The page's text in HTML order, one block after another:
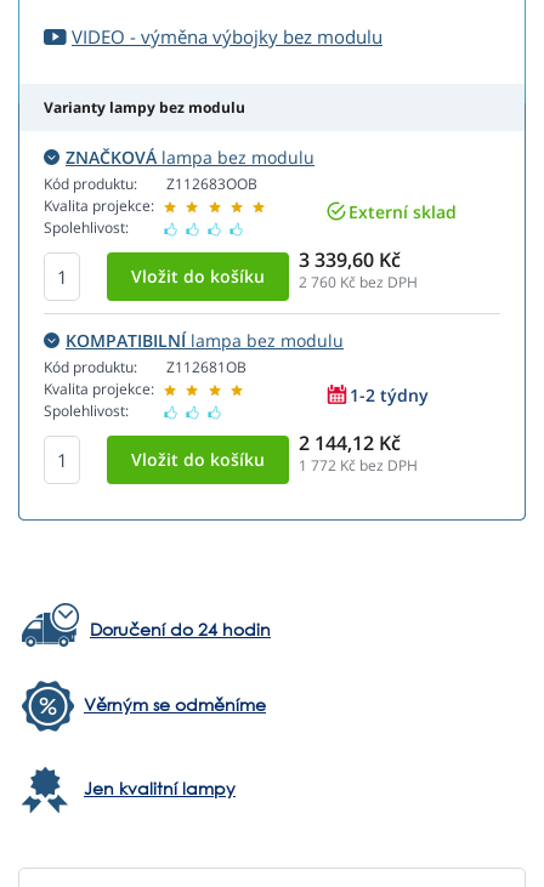
VIDEO - výměna výbojky bez modulu
Varianty lampy bez modulu
ZNAČKOVÁ lampa bez modulu
Kód produktu:
Kvalita projekce:
Spolehlivost:
Z112683OOB
Externí sklad
3 339,60 Kč
2 760 Kč bez DPH
KOMPATIBILNÍlampa bez modulu
Kód produktu:
Kvalita projekce:
Spolehlivost:
Z112681OB
1-2 týdny
2 144,12 Kč
1 772 Kč bez DPH
Doručení do 24 hodin
Věrným se odměníme
Jen kvalitní lampy